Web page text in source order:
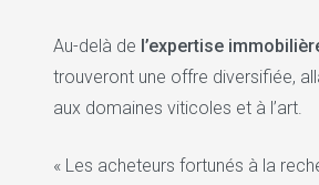
Au-delà de l’expertise
trouveront une offre diversifiée,
aux domaines viticoles et à l’art.
« Les acheteurs fortunés à la